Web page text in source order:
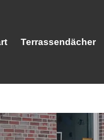
Terrassendächer